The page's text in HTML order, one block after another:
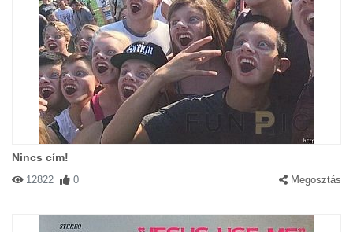
Nincs cím!
12822 0 Megosztás